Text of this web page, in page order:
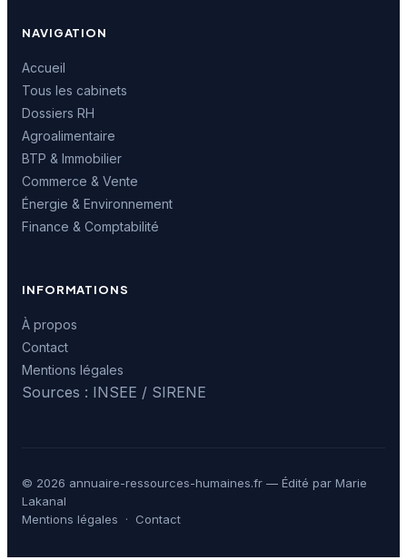
NAVIGATION
Accueil
Tous les cabinets
Dossiers RH
Agroalimentaire
BTP & Immobilier
Commerce & Vente
Énergie & Environnement
Finance & Comptabilité
INFORMATIONS
À propos
Contact
Mentions légales
Sources : INSEE / SIRENE
© 2026 annuaire-ressources-humaines.fr — Édité par Marie
Lakanal
Mentions légales · Contact